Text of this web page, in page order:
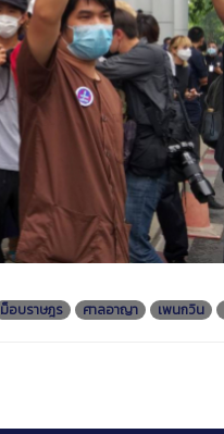
ม็อบราษฎร ศาลอาญา เพนกวิน